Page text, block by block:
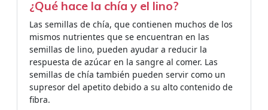
¿Qué hace la chía y el lino?
Las semillas de chía, que contienen muchos de los
mismos nutrientes que se encuentran en las
semillas de lino, pueden ayudar a reducir la
respuesta de azúcar en la sangre al comer. Las
semillas de chía también pueden servir como un
supresor del apetito debido a su alto contenido de
fibra.